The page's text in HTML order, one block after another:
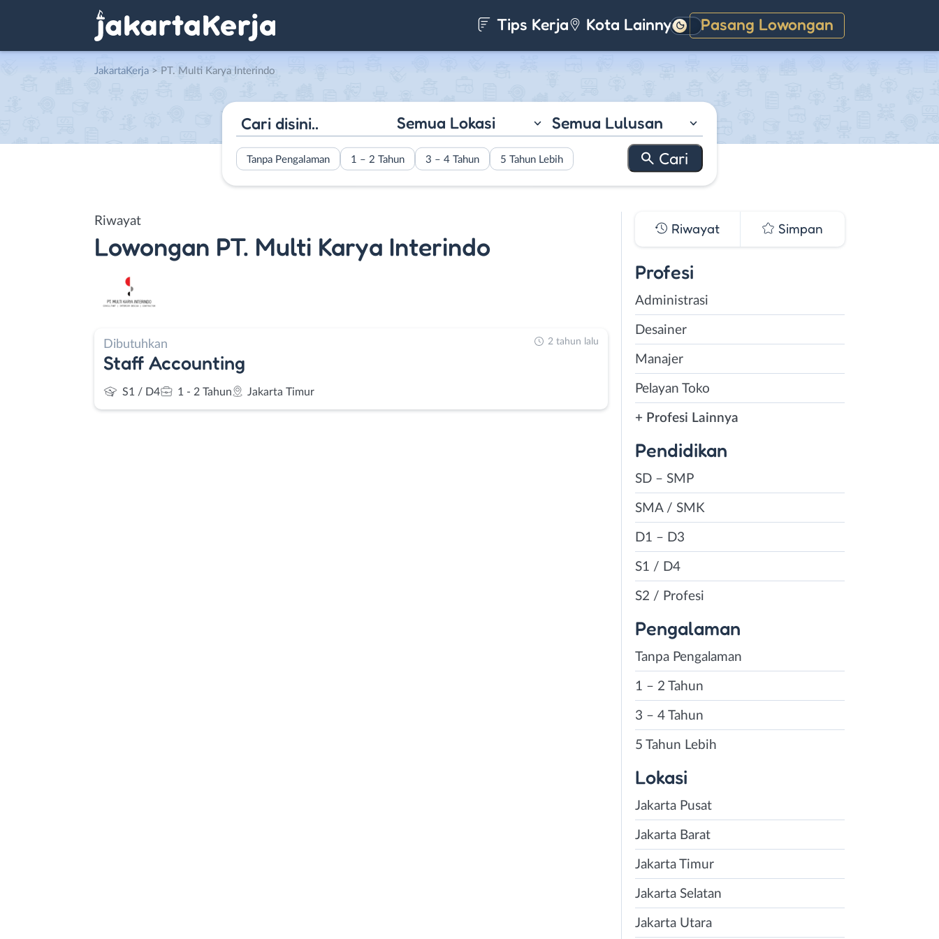
Tips Kerja Kota Lainnya Pasang Lowongan
Gelap
JakartaKerja > PT. Multi Karya Interindo
Semua Lokasi Semua Lulusan
Tanpa Pengalaman 1 – 2 Tahun 3 – 4 Tahun 5 Tahun Lebih
Riwayat
Lowongan PT. Multi Karya Interindo
Dibutuhkan
Staff Accounting
S1 / D4 1 - 2 Tahun Jakarta Timur
2 tahun lalu
Riwayat Simpan
Profesi
Administrasi
Desainer
Manajer
Pelayan Toko
+ Profesi Lainnya
Pendidikan
SD – SMP
SMA / SMK
D1 – D3
S1 / D4
S2 / Profesi
Pengalaman
Tanpa Pengalaman
1 – 2 Tahun
3 – 4 Tahun
5 Tahun Lebih
Lokasi
Jakarta Pusat
Jakarta Barat
Jakarta Timur
Jakarta Selatan
Jakarta Utara